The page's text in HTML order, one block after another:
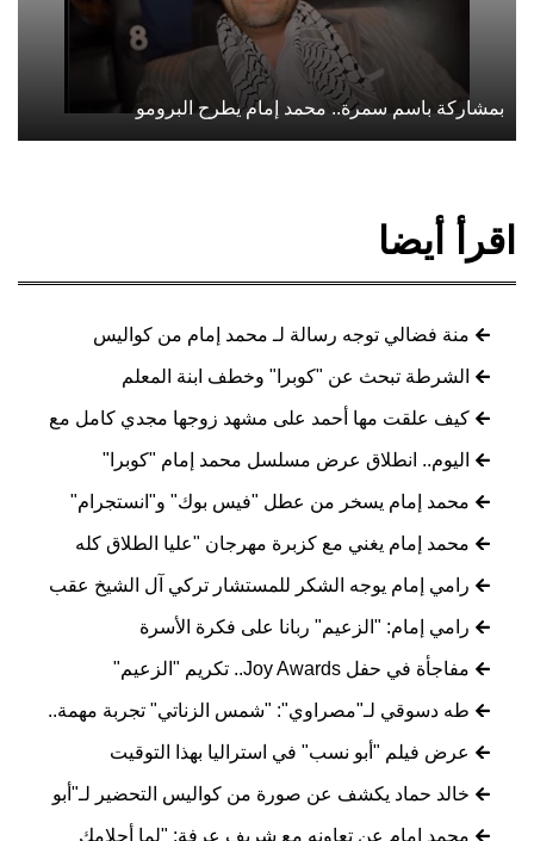
بمشاركة باسم سمرة.. محمد إمام يطرح البرومو
اقرأ أيضا
منة فضالي توجه رسالة لـ محمد إمام من كواليس
الشرطة تبحث عن "كوبرا" وخطف ابنة المعلم
كيف علقت مها أحمد على مشهد زوجها مجدي كامل مع
اليوم.. انطلاق عرض مسلسل محمد إمام "كوبرا"
محمد إمام يسخر من عطل "فيس بوك" و"انستجرام"
محمد إمام يغني مع كزبرة مهرجان "عليا الطلاق كله
رامي إمام يوجه الشكر للمستشار تركي آل الشيخ عقب
رامي إمام: "الزعيم" ربانا على فكرة الأسرة
مفاجأة في حفل Joy Awards.. تكريم "الزعيم"
طه دسوقي لـ"مصراوي": "شمس الزناتي" تجربة مهمة..
عرض فيلم "أبو نسب" في استراليا بهذا التوقيت
خالد حماد يكشف عن صورة من كواليس التحضير لـ"أبو
محمد إمام عن تعاونه مع شريف عرفة: "لما أحلامك